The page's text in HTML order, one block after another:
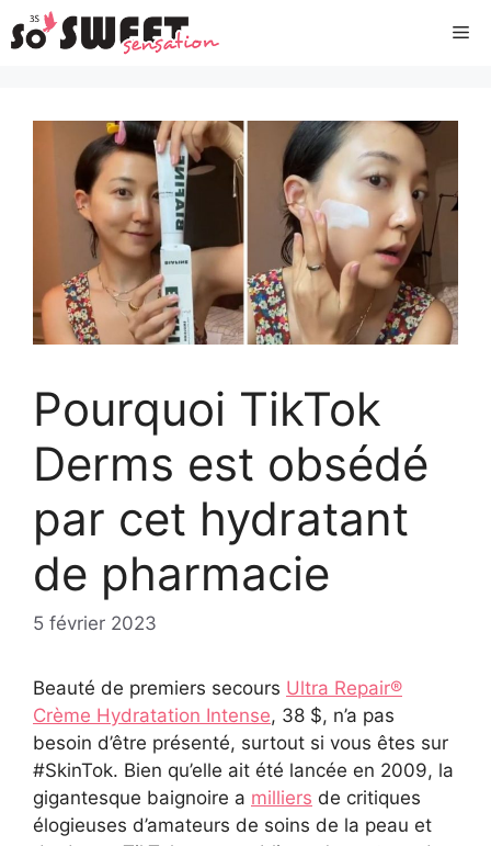
Aller
au
Pourquoi TikTok
Derms est obsédé
par cet hydratant
de pharmacie
5 février 2023
Beauté de premiers secours Ultra Repair®
Crème Hydratation Intense, 38 $, n’a pas
besoin d’être présenté, surtout si vous êtes sur
#SkinTok. Bien qu’elle ait été lancée en 2009, la
gigantesque baignoire a milliers de critiques
élogieuses d’amateurs de soins de la peau et